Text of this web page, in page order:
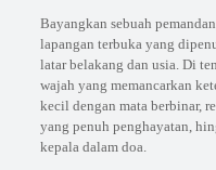
Bayangkan sebuah
lapangan terbuka yang
latar belakang dan usia. Di
wajah yang memancarkan
kecil dengan mata berbinar,
yang penuh penghayatan,
kepala dalam doa.